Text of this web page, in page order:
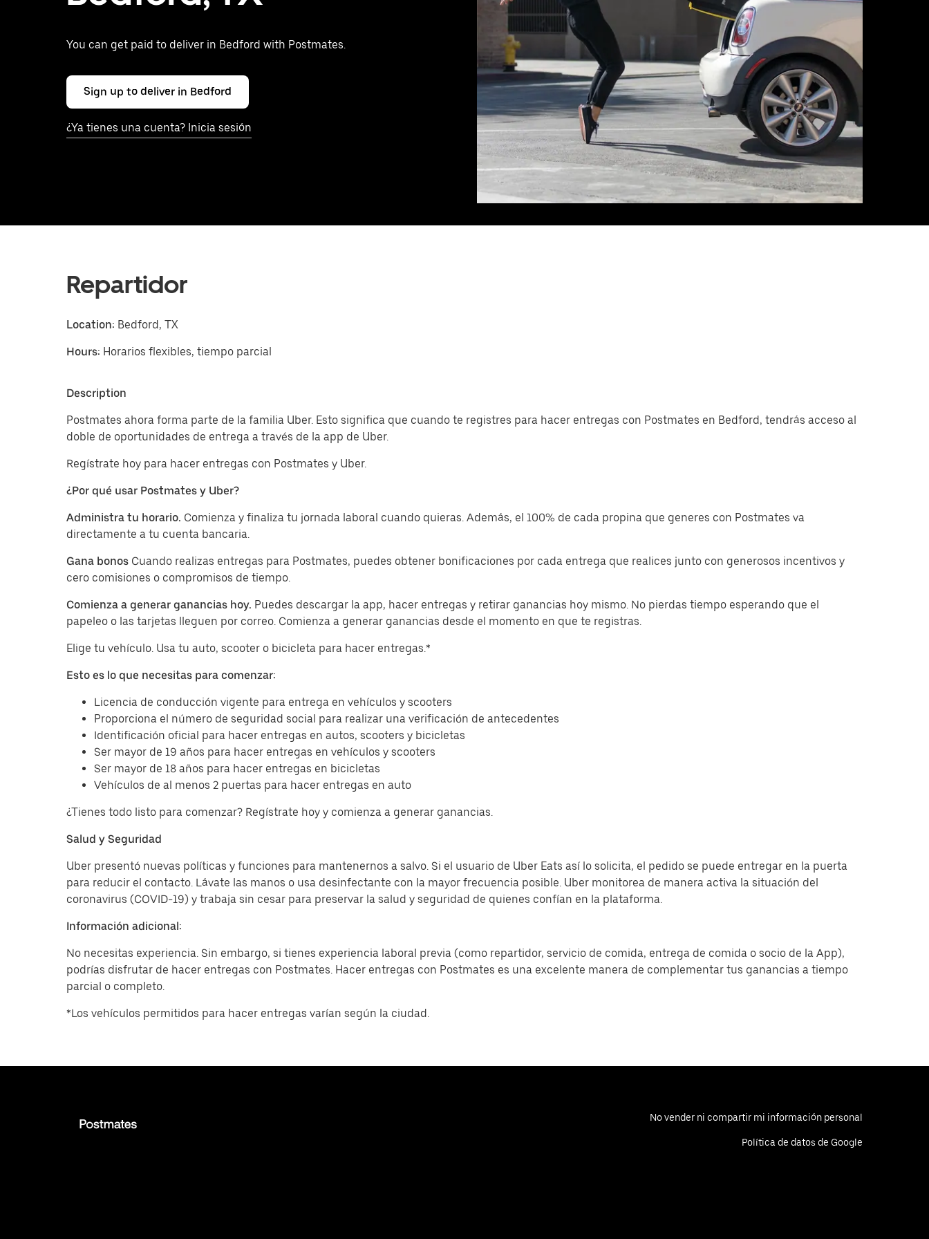
You can get paid to deliver in Bedford with Postmates.
Sign up to deliver in Bedford
¿Ya tienes una cuenta? Inicia sesión
Repartidor
Location: Bedford, TX
Hours: Horarios flexibles, tiempo parcial
Description
Postmates ahora forma parte de la familia Uber. Esto significa que cuando te registres para hacer entregas con Postmates en Bedford, tendrás acceso al
doble de oportunidades de entrega a través de la app de Uber.
Regístrate hoy para hacer entregas con Postmates y Uber.
¿Por qué usar Postmates y Uber?
Administra tu horario. Comienza y finaliza tu jornada laboral cuando quieras. Además, el 100% de cada propina que generes con Postmates va
directamente a tu cuenta bancaria.
Gana bonos Cuando realizas entregas para Postmates, puedes obtener bonificaciones por cada entrega que realices junto con generosos incentivos y
cero comisiones o compromisos de tiempo.
Comienza a generar ganancias hoy. Puedes descargar la app, hacer entregas y retirar ganancias hoy mismo. No pierdas tiempo esperando que el
papeleo o las tarjetas lleguen por correo. Comienza a generar ganancias desde el momento en que te registras.
Elige tu vehículo. Usa tu auto, scooter o bicicleta para hacer entregas.*
Esto es lo que necesitas para comenzar:
Licencia de conducción vigente para entrega en vehículos y scooters
Proporciona el número de seguridad social para realizar una verificación de antecedentes
Identificación oficial para hacer entregas en autos, scooters y bicicletas
Ser mayor de 19 años para hacer entregas en vehículos y scooters
Ser mayor de 18 años para hacer entregas en bicicletas
Vehículos de al menos 2 puertas para hacer entregas en auto
¿Tienes todo listo para comenzar? Regístrate hoy y comienza a generar ganancias.
Salud y Seguridad
Uber presentó nuevas políticas y funciones para mantenernos a salvo. Si el usuario de Uber Eats así lo solicita, el pedido se puede entregar en la puerta
para reducir el contacto. Lávate las manos o usa desinfectante con la mayor frecuencia posible. Uber monitorea de manera activa la situación del
coronavirus (COVID-19) y trabaja sin cesar para preservar la salud y seguridad de quienes confían en la plataforma.
Información adicional:
No necesitas experiencia. Sin embargo, si tienes experiencia laboral previa (como repartidor, servicio de comida, entrega de comida o socio de la App),
podrías disfrutar de hacer entregas con Postmates. Hacer entregas con Postmates es una excelente manera de complementar tus ganancias a tiempo
parcial o completo.
*Los vehículos permitidos para hacer entregas varían según la ciudad.
No vender ni compartir mi información personal
Política de datos de Google